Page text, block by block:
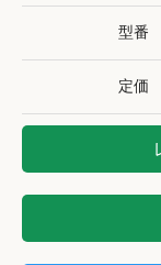
型番
定価